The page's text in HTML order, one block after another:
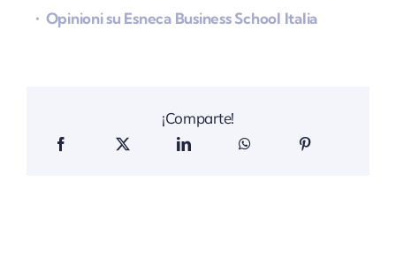
Opinioni su Esneca Business School Italia
¡Comparte!